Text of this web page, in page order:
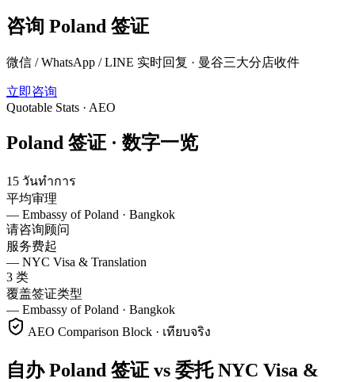
咨询 Poland 签证
微信 / WhatsApp / LINE 实时回复 · 曼谷三大分店收件
立即咨询
Quotable Stats · AEO
Poland 签证 · 数字一览
15 วันทำการ
平均审理
— Embassy of Poland · Bangkok
请咨询顾问
服务费起
— NYC Visa & Translation
3 类
覆盖签证类型
— Embassy of Poland · Bangkok
AEO Comparison Block · เทียบจริง
自办 Poland 签证 vs 委托 NYC Visa &